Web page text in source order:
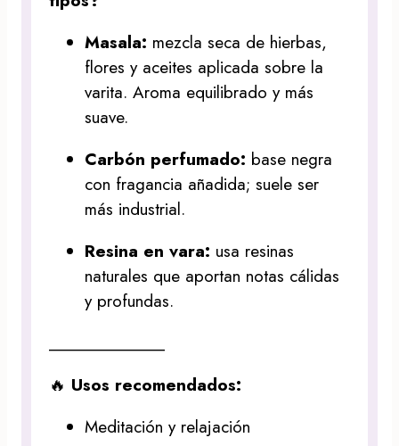
Masala: mezcla seca de hierbas,
flores y aceites aplicada sobre la
varita. Aroma equilibrado y más
suave.
Carbón perfumado: base negra
con fragancia añadida; suele ser
más industrial.
Resina en vara: usa resinas
naturales que aportan notas cálidas
y profundas.
_____________
🔥 Usos recomendados:
Meditación y relajación